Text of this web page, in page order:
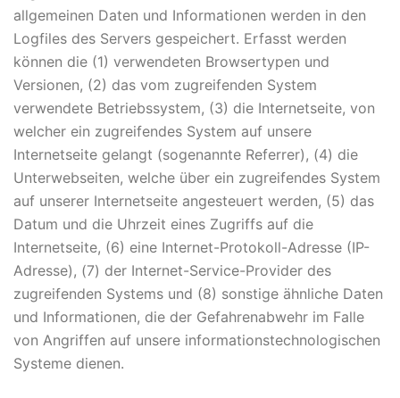
allgemeinen Daten und Informationen werden in den
Logfiles des Servers gespeichert. Erfasst werden
können die (1) verwendeten Browsertypen und
Versionen, (2) das vom zugreifenden System
verwendete Betriebssystem, (3) die Internetseite, von
welcher ein zugreifendes System auf unsere
Internetseite gelangt (sogenannte Referrer), (4) die
Unterwebseiten, welche über ein zugreifendes System
auf unserer Internetseite angesteuert werden, (5) das
Datum und die Uhrzeit eines Zugriffs auf die
Internetseite, (6) eine Internet-Protokoll-Adresse (IP-
Adresse), (7) der Internet-Service-Provider des
zugreifenden Systems und (8) sonstige ähnliche Daten
und Informationen, die der Gefahrenabwehr im Falle
von Angriffen auf unsere informationstechnologischen
Systeme dienen.